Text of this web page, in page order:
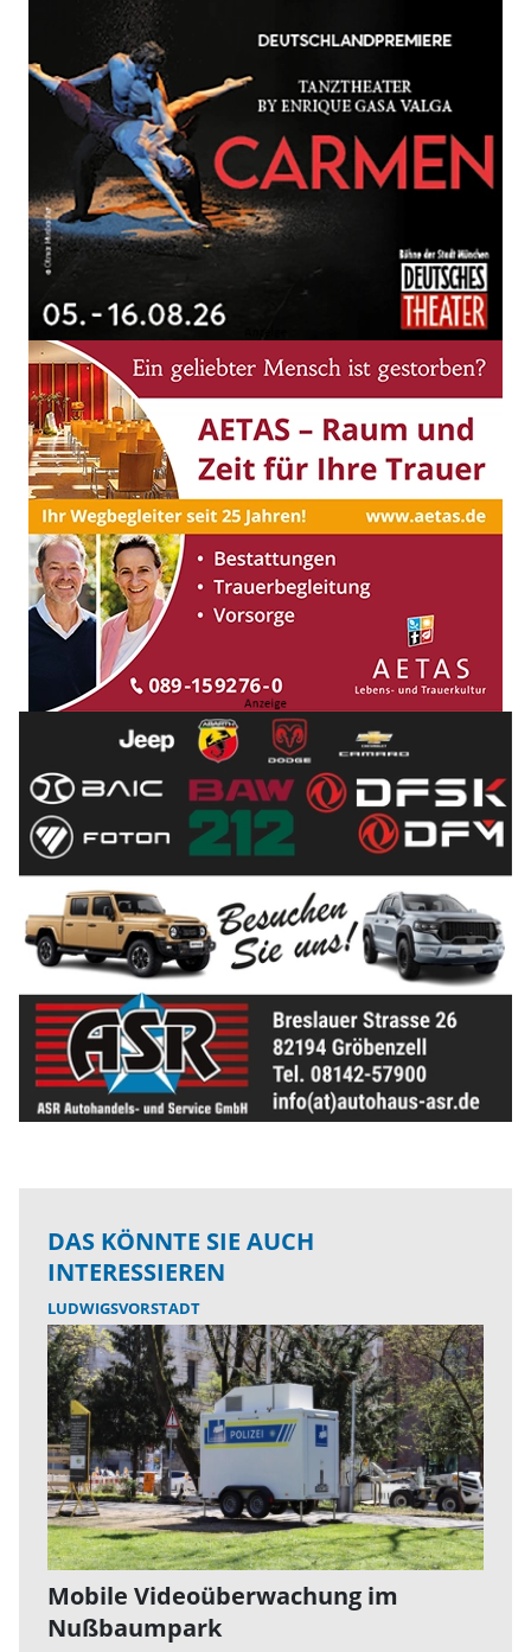
DAS KÖNNTE SIE AUCH
INTERESSIEREN
LUDWIGSVORSTADT
Mobile Videoüberwachung im
Nußbaumpark